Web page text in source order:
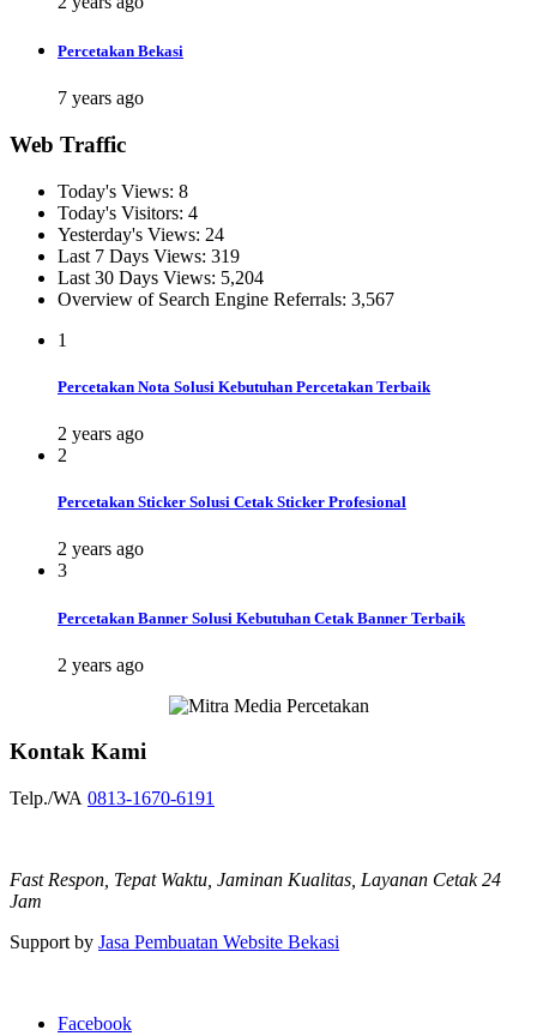
Percetakan Bekasi
7 years ago
Web Traffic
Today's Views: 8
Today's Visitors: 4
Yesterday's Views: 24
Last 7 Days Views: 319
Last 30 Days Views: 5,204
Overview of Search Engine Referrals: 3,567
1
Percetakan Nota Solusi Kebutuhan Percetakan Terbaik
2 years ago
2
Percetakan Sticker Solusi Cetak Sticker Profesional
2 years ago
3
Percetakan Banner Solusi Kebutuhan Cetak Banner Terbaik
2 years ago
Kontak Kami
Telp./WA 0813-1670-6191
Fast Respon, Tepat Waktu, Jaminan Kualitas, Layanan Cetak 24
Jam
Support by Jasa Pembuatan Website Bekasi
Facebook